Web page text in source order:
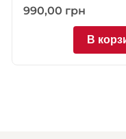
990,00 грн
В